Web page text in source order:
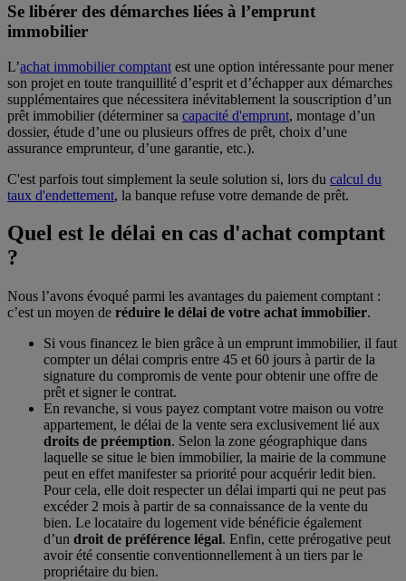
Se libérer des démarches liées à l’emprunt
immobilier
L’achat immobilier comptant est une option intéressante pour mener
son projet en toute tranquillité d’esprit et d’échapper aux démarches
supplémentaires que nécessitera inévitablement la souscription d’un
prêt immobilier (déterminer sa capacité d'emprunt, montage d’un
dossier, étude d’une ou plusieurs offres de prêt, choix d’une
assurance emprunteur, d’une garantie, etc.).
C'est parfois tout simplement la seule solution si, lors du calcul du
taux d'endettement, la banque refuse votre demande de prêt.
Quel est le délai en cas d'achat comptant
?
Nous l’avons évoqué parmi les avantages du paiement comptant :
c’est un moyen de réduire le délai de votre achat immobilier.
Si vous financez le bien grâce à un emprunt immobilier, il faut
compter un délai compris entre 45 et 60 jours à partir de la
signature du compromis de vente pour obtenir une offre de
prêt et signer le contrat.
En revanche, si vous payez comptant votre maison ou votre
appartement, le délai de la vente sera exclusivement lié aux
droits de préemption. Selon la zone géographique dans
laquelle se situe le bien immobilier, la mairie de la commune
peut en effet manifester sa priorité pour acquérir ledit bien.
Pour cela, elle doit respecter un délai imparti qui ne peut pas
excéder 2 mois à partir de sa connaissance de la vente du
bien. Le locataire du logement vide bénéficie également
d’un droit de préférence légal. Enfin, cette prérogative peut
avoir été consentie conventionnellement à un tiers par le
propriétaire du bien.